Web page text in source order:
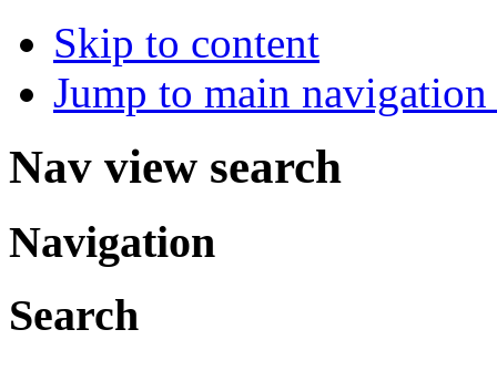
Skip to content
Jump to main
Nav view search
Navigation
Search